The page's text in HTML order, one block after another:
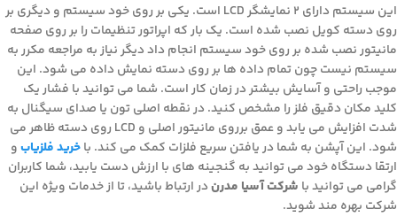
این سیستم دارای ۲ نمایشگر LCD است. یکی بر روی خود سیستم و دیگری بر
روی دسته کویل نصب شده است. یک بار که اپراتور تنظیمات را بر روی صفحه
مانیتور نصب شده بر روی خود سیستم انجام داد دیگر نیاز به مراجعه مکرر به
سیستم نیست چون تمام داده ها بر روی دسته نمایش داده می شود. این
موجب راحتی و آسایش بیشتر در زمان کار است. شما می توانید با فشار یک
کلید مکان دقیق فلز را مشخص کنید. در نقطه اصلی تون یا صدای سیگنال به
شدت افزایش می یابد و عمق برروی مانیتور اصلی و LCD روی دسته ظاهر می
شود. این آپشن به شما در یافتن سریع فلزات کمک می کند. باخرید فلزیابو
ارتقا دستگاه خود می توانید به گنجینه های با ارزش دست یابید، شما کاربران
گرامی می توانید با شرکت آسیا مدرندر ارتباط باشید، تا از خدمات ویژه این
شرکت بهره مند شوید.